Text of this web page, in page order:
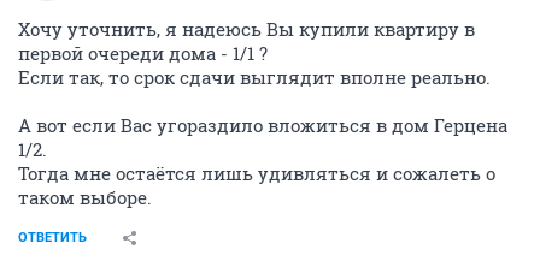
Хочу уточнить, я надеюсь Вы купили квартиру в
первой очереди дома - 1/1 ?
Если так, то срок сдачи выглядит вполне реально.
А вот если Вас угораздило вложиться в дом Герцена
1/2.
Тогда мне остаётся лишь удивляться и сожалеть о
таком выборе.
ОТВЕТИТЬ